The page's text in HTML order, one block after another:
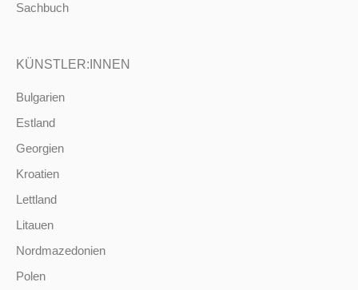
Sachbuch
KÜNSTLER:INNEN
Bulgarien
Estland
Georgien
Kroatien
Lettland
Litauen
Nordmazedonien
Polen